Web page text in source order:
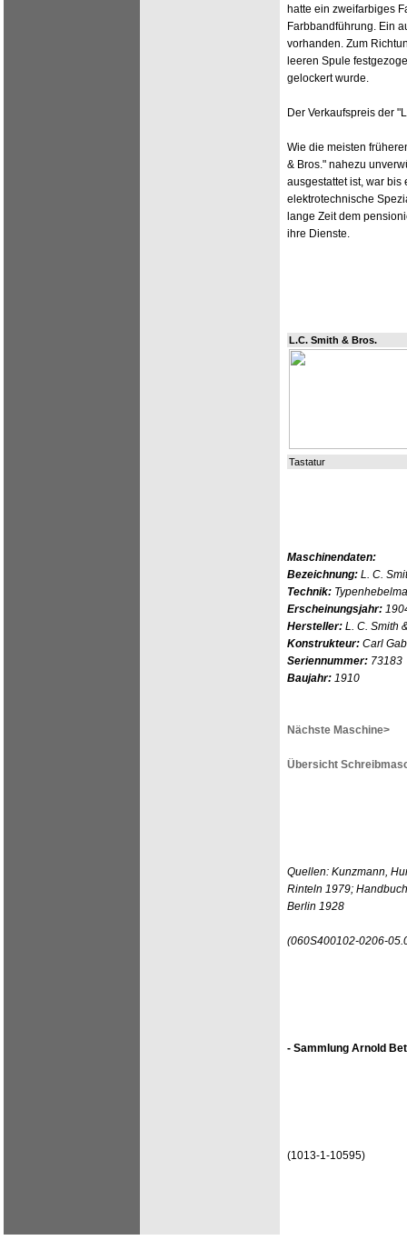
hatte ein zweifarbiges
Farbbandführung. Ein
vorhanden. Zum
leeren Spule
gelockert wurde.
Der Verkaufspreis der
Wie die meisten
& Bros." nahezu
ausgestattet ist, war bis
elektrotechnische
lange Zeit dem
ihre Dienste.
L.C. Smith & Bros.
Tastatur
Maschinendaten:
Bezeichnung: L. C.
Technik:
Erscheinungsjahr:
Hersteller: L. C. Smith
Konstrukteur: Carl
Seriennummer: 73183
Baujahr: 1910
Nächste Maschine>
Übersicht
Quellen: Kunzmann,
Rinteln 1979;
Berlin 1928
(060S400102-0206-
- Sammlung Arnold
(1013-1-10595)